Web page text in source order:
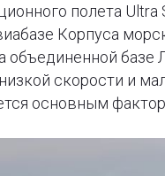
полета
Корпуса
объединенной
скорости и
основным